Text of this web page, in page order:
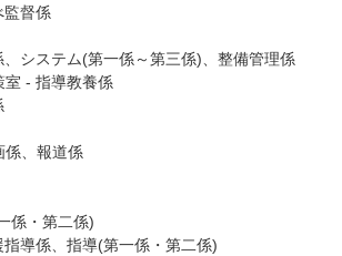
監督係
システム(第一係～第三係)、整備管理係
室 - 指導教養係
係、報道係
係・第二係)
導係、指導(第一係・第二係)